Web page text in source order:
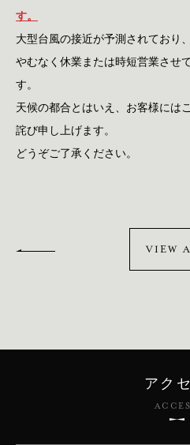
す。
大型台風の接近が予測されており
やむなく休業または時短営業させ
す。
天候の都合とはいえ、お客様には
詫び申し上げます。
どうぞご了承ください。
VIEW
アク